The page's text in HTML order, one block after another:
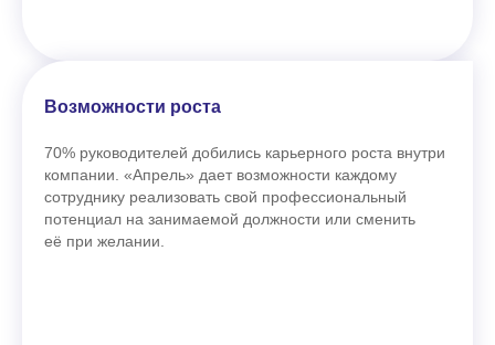
Возможности роста
70% руководителей добились карьерного роста внутри
компании. «Апрель» дает возможности каждому
сотруднику реализовать свой профессиональный
потенциал на занимаемой должности или сменить
её при желании.